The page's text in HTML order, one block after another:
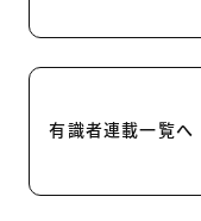
有識者連載一覧へ